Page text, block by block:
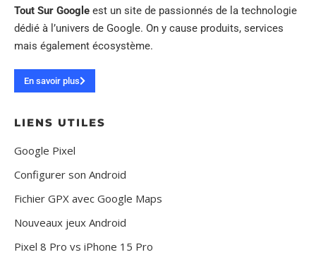
Tout Sur Google est un site de passionnés de la technologie
dédié à l’univers de Google. On y cause produits, services
mais également écosystème.
En savoir plus
LIENS UTILES
Google Pixel
Configurer son Android
Fichier GPX avec Google Maps
Nouveaux jeux Android
Pixel 8 Pro vs iPhone 15 Pro